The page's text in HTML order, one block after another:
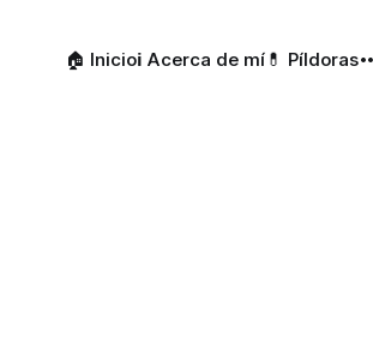
🏠 Inicioℹ️ Acerca de mí💊 Píldoras